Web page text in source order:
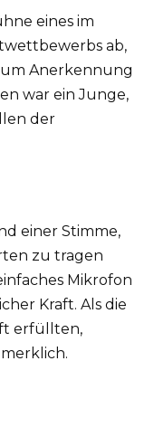
eines im
ab,
Anerkennung
war ein Junge,
der
einer Stimme,
zu tragen
Mikrofon
Kraft. Als die
erfüllten,